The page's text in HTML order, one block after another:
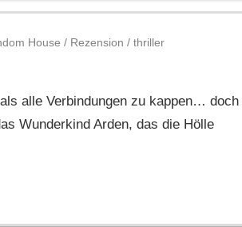
House / Rezension /thriller
alle Verbindungen zu kappen… doch
Wunderkind Arden, das die Hölle